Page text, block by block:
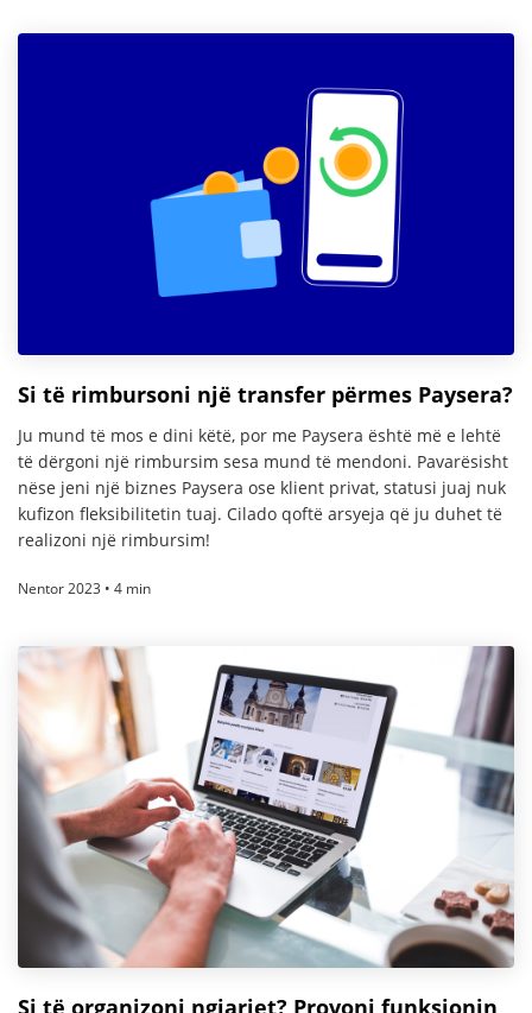
Si të rimbursoni një transfer përmes Paysera?
Ju mund të mos e dini këtë, por me Paysera është më e lehtë
të dërgoni një rimbursim sesa mund të mendoni. Pavarësisht
nëse jeni një biznes Paysera ose klient privat, statusi juaj nuk
kufizon fleksibilitetin tuaj. Cilado qoftë arsyeja që ju duhet të
realizoni një rimbursim!
Nentor 2023 • 4 min
Si të organizoni ngjarjet? Provoni funksionin